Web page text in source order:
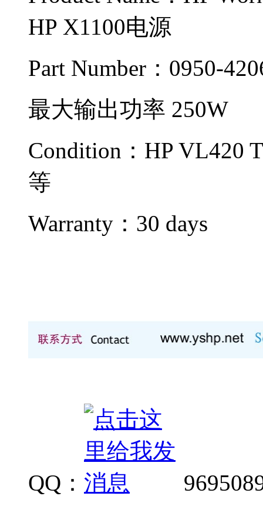
HP X1100电源
Part Number：0950-
最大输出功率 250W
Condition： HP VL420
等
Warranty： 30 days
QQ：